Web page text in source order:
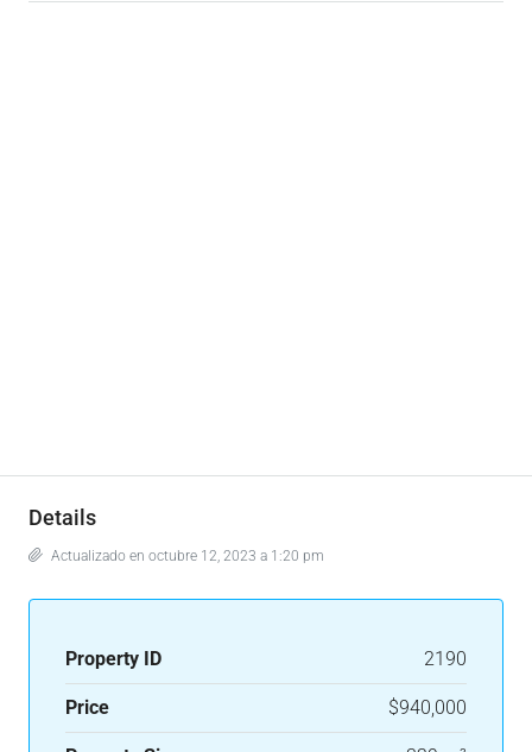
Details
Actualizado en octubre 12, 2023 a 1:20 pm
Property ID 2190
Price $940,000